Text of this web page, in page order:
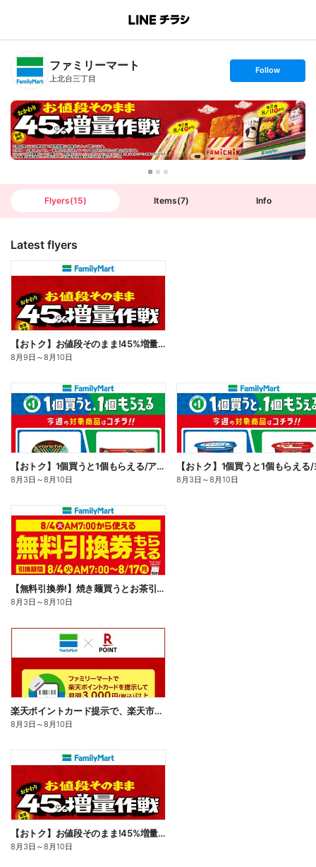
B
n
T
ファミリーマート
上北台三丁目
s
t
o
l
l
o
w
Follow
Flyers(15) Items(7) Info
Latest flyers
【おトク】お値段そのまま!45%増量作戦!
8月9日 ～8月10日
【おトク】1個買うと1個もらえる/アイス
8月3日 ～8月10日 8月3日 ～8月10日
【無料引換券!】焼き麺買うとお茶引換券貰える!
8月3日 ～8月10日
楽天ポイントカード提示で、楽天市場でのお買い物がおトクに!
8月3日 ～8月10日
【おトク】お値段そのまま!45%増量作戦!
8月3日 ～8月10日